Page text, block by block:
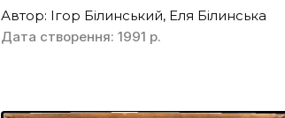
Автор: Ігор Білинський, Еля Білинська
Дата створення: 1991 р.